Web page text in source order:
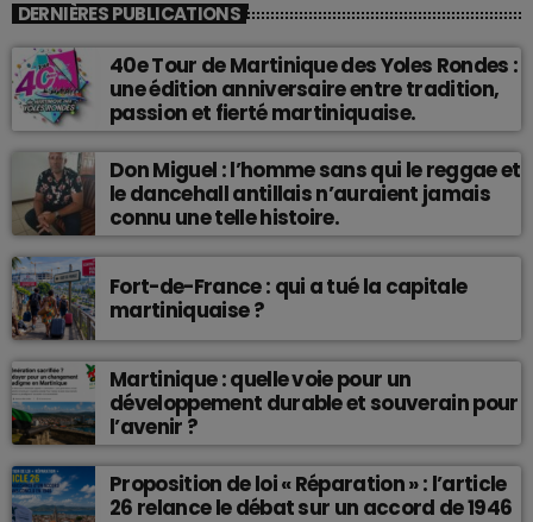
DERNIÈRES PUBLICATIONS
40e Tour de Martinique des Yoles Rondes :
une édition anniversaire entre tradition,
passion et fierté martiniquaise.
Don Miguel : l’homme sans qui le reggae et
le dancehall antillais n’auraient jamais
connu une telle histoire.
Fort-de-France : qui a tué la capitale
martiniquaise ?
Martinique : quelle voie pour un
développement durable et souverain pour
l’avenir ?
Proposition de loi « Réparation » : l’article
26 relance le débat sur un accord de 1946